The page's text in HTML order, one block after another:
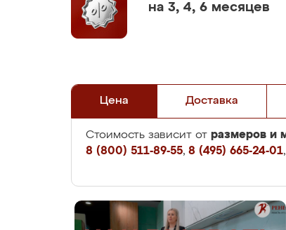
на 3, 4, 6 месяцев
Цена Доставка
Стоимость зависит от размеров и
8 (800) 511-89-55, 8 (495) 665-24-01,